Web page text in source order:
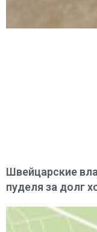
Швейцарские
пуделя за долг